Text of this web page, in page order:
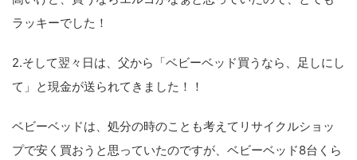
ラッキーでした！
2.そして翌々日は、父から「ベビーベッド買うなら、足しにし
て」と現金が送られてきました！！
ベビーベッドは、処分の時のことも考えてリサイクルショッ
プで安く買おうと思っていたのですが、ベビーベッド8台くら